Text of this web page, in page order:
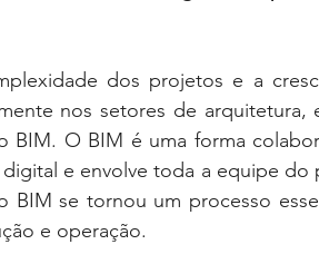
dos projetos e a
nos setores de arquitetura,
BIM. O BIM é uma forma
e envolve toda a equipe
BIM se tornou um processo
e operação.